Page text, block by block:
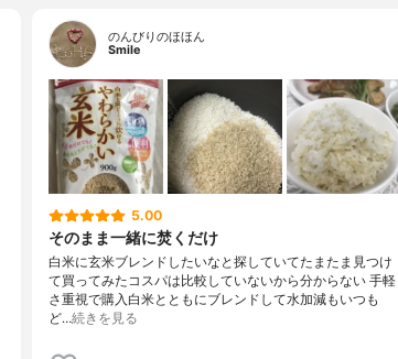
のんびりのほほん
Smile
5.00
そのまま一緒に焚くだけ
白米に玄米ブレンドしたいなと探していてたまたま見つけ
て買ってみたコスパは比較していないから分からない 手軽
さ重視で購入白米とともにブレンドして水加減もいつも
ど…続きを見る